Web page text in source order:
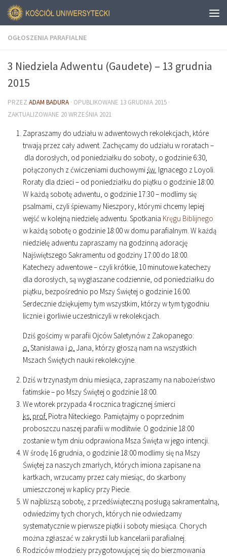
OGŁOSZENIA PARAFIALNE
3 Niedziela Adwentu (Gaudete) – 13 grudnia
2015
PRZEZ ADAM BADURA · OPUBLIKOWANE 13 GRUDNIA 2015 ·
ZAKTUALIZOWANE 20 WRZEŚNIA 2021
Zapraszamy do udziału w adwentowych rekolekcjach, które
trwają przez cały adwent. Zachęcamy do udziału w roratach –
dla dorosłych, od poniedziałku do soboty, o godzinie 6:30,
połączonych z ćwiczeniami duchowymiśw. Ignacego z Loyoli.
Roraty dla dzieci – od poniedziałku do piątku o godzinie18:00.
W każdą sobotę adwentu, o godzinie17:30– modlimy się
psalmami, czyli śpiewamy Nieszpory, którymi chcemy lepiej
wejść w kolejną niedzielę adwentu. Spotkania Kręgu Biblijnego
w każdą sobotę o godzinie18:00w domu parafialnym. W każdą
niedzielę adwentu zapraszamy na godzinną adorację
Najświętszego Sakramentu od godziny17:00 do 18:00.
Katechezy adwentowe – czyli krótkie, 10 minutowe katechezy
dla dorosłych, są wygłaszane codziennie, od poniedziałku do
piątku, bezpośrednio po Mszy Świętej o godzinie16:00.
Serdecznie dziękujemy tym wszystkim, którzy w tym tygodniu
licznie i gorliwie uczestniczyli w rekolekcjach.
Dziś gościmy w parafii Ojców Saletynów z Zakopanego:
o. Stanisława i o. Jana, którzy głoszą nam na wszystkich
Mszach Świętych nauki rekolekcyjne.
Dziś w trzynastym dniu miesiąca, zapraszamy na nabożeństwo
fatimskie – po Mszy Świętej o godzinie18:00.
We wtorek przypada 4 rocznica tragicznej śmierci
ks. prof. Piotra Niteckiego. Pamiętajmy o poprzednim
proboszczu naszej parafii w modlitwie. O godzinie18:00
zostanie w tym dniu odprawiona Msza Święta w jego intencji.
W środę 16 grudnia, o godzinie18:00 modlimy się na Mszy
Świętej za naszych zmarłych, których imiona zapisane na
kartkach, wrzucamy przez cały miesiąc, do skarbony
umieszczonej w kaplicy przy Piecie.
W najbliższą sobotę, z przedświąteczną posługą sakramentalną,
odwiedzimy tych chorych, których nie odwiedzamy
systematycznie w pierwsze piątki i soboty miesiąca. Chorych
można zgłaszać w zakrystii lub kancelarii parafialnej.
Rodziców młodzieży przygotowującej się do bierzmowania